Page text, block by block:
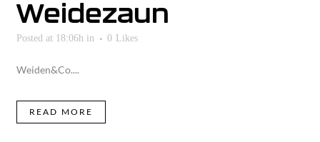
Weidezaun
Posted at 18:06h in 0 Likes
Weiden&Co....
READ MORE